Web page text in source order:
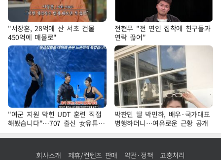
"서장훈, 28억에 산 서초 건물
450억에 매물로"
전현무 "전 연인 집착에 친구들과
연락 끊어"
"여군 지원 막힌 UDT 훈련 직접
해봤습니다"…707 출신 女유튜버
'완벽 소화'
박찬민 딸 박민하, 배우·국가대표
병행하더니…여유로운 근황 공개
회사소개 제휴/컨텐츠 판매 약관·정책 고충처리